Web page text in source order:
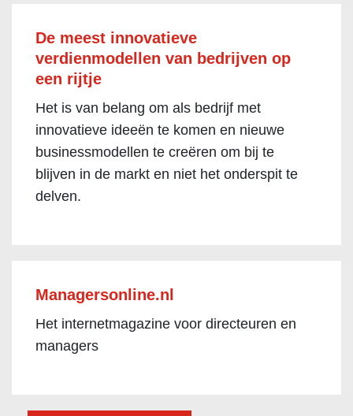
De meest innovatieve
verdienmodellen van bedrijven op
een rijtje
Het is van belang om als bedrijf met
innovatieve ideeën te komen en nieuwe
businessmodellen te creëren om bij te
blijven in de markt en niet het onderspit te
delven.
Managersonline.nl
Het internetmagazine voor directeuren en
managers